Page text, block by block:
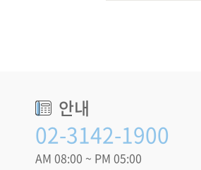
안내
02-3142-1900
AM 08:00 ~ PM 05:00